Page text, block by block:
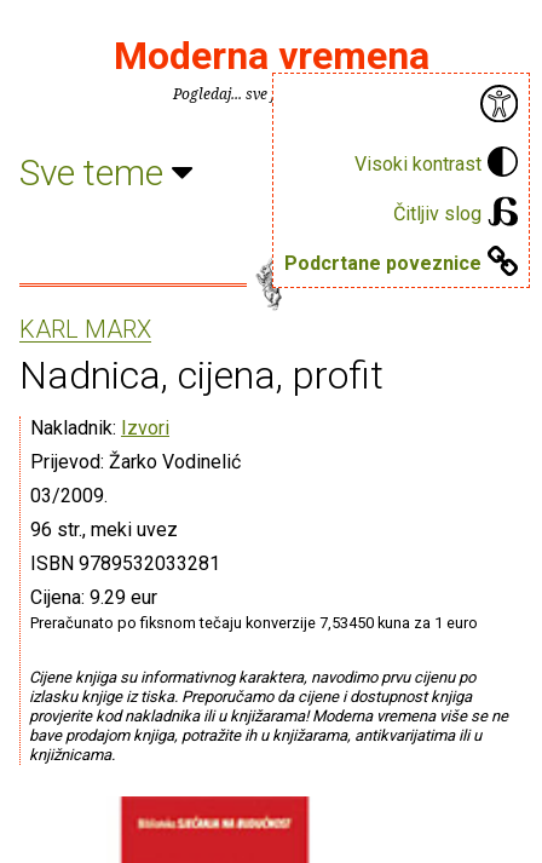
Visoki kontrast
Čitljiv slog
Podcrtane poveznice
Moderna vremena
Pogledaj... sve je puno knjiga.
Sve teme
KARL MARX
Nadnica, cijena, profit
Nakladnik: Izvori
Prijevod: Žarko Vodinelić
03/2009.
96 str., meki uvez
ISBN 9789532033281
Cijena: 9.29 eur
Preračunato po fiksnom tečaju konverzije 7,53450 kuna za 1 euro
Cijene knjiga su informativnog karaktera, navodimo prvu cijenu po
izlasku knjige iz tiska. Preporučamo da cijene i dostupnost knjiga
provjerite kod nakladnika ili u knjižarama! Moderna vremena više se ne
bave prodajom knjiga, potražite ih u knjižarama, antikvarijatima ili u
knjižnicama.